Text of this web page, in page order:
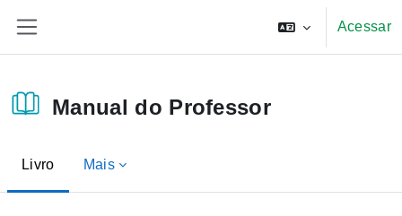
Acessar
Manual do Professor
Livro Mais